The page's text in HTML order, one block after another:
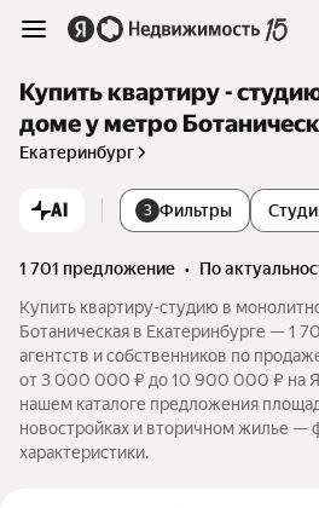
Купить квартиру -
доме у метро
Екатеринбург
AI 3 Фильтры
1 701 предложение •
по
Купить квартиру-студию в
Ботаническая в Екатеринбурге — 1
агентств и собственников по
от 3 000 000 ₽ до 10 900 000 ₽ на
нашем каталоге предложения
новостройках и вторичном жилье —
характеристики.